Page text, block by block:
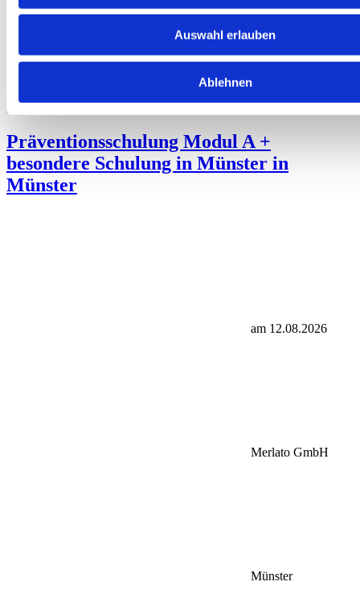
Auswahl erlauben
Ablehnen
Spielhallen
Präventionsschulung Modul A +
besondere Schulung in Münster in
Münster
am 12.08.2026
Merlato GmbH
Münster